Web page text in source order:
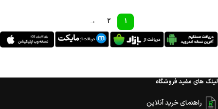
1
2
→
لینک های مفید فروشگاه
راهنمای خرید آنلاین